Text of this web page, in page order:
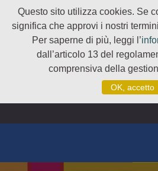
Questo sito utilizza cookies. Se
significa che approvi i nostri
Per saperne di più, leggi l’
dall’articolo 13 del
comprensiva della
OK, accetto